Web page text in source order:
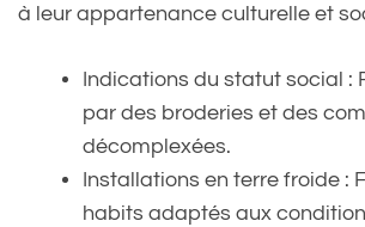
à leur appartenance culturelle et
Indications du statut social :
par des broderies et des
décomplexées.
Installations en terre froide :
habits adaptés aux